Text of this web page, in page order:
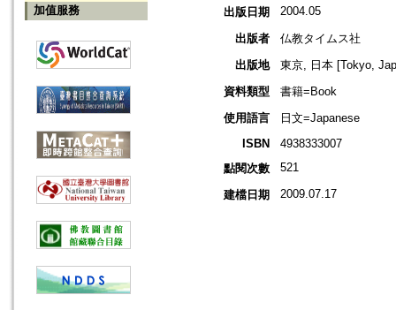
加值服務
出版日期
2004.05
出版者
仏教タイムス社
出版地
東京, 日本 [Tokyo,
資料類型
書籍=Book
使用語言
日文=Japanese
ISBN
4938333007
點閱次數
521
建檔日期 2009.07.17